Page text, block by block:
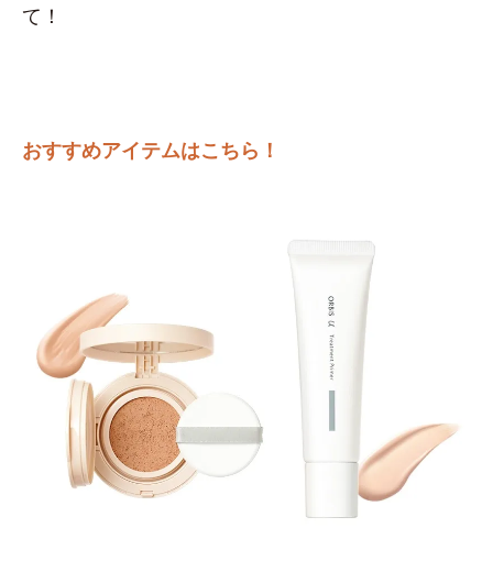
て！
おすすめアイテムはこちら！